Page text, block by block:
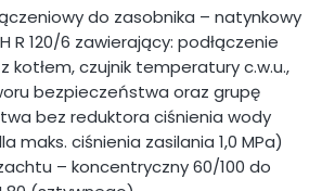
do zasobnika – natynkowy
R 120/6 zawierający: podłączenie
kotłem, czujnik temperatury c.w.u.,
bezpieczeństwa oraz grupę
bez reduktora ciśnienia wody
maks. ciśnienia zasilania 1,0 MPa)
– koncentryczny 60/100 do